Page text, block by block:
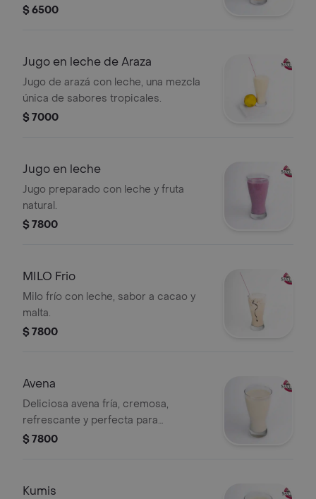
$ 6500
Jugo en leche de Araza
Jugo de arazá con leche, una mezcla
única de sabores tropicales.
$ 7000
Jugo en leche
Jugo preparado con leche y fruta
natural.
$ 7800
MILO Frio
Milo frío con leche, sabor a cacao y
malta.
$ 7800
Avena
Deliciosa avena fría, cremosa,
refrescante y perfecta para
acompañar tus desayunos o disfrutar
siempre, ideal para quienes buscan
$ 7800
Kumis